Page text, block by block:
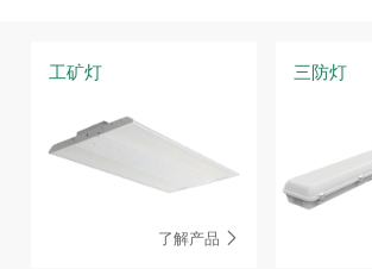
工矿灯
了解产品 
三防灯